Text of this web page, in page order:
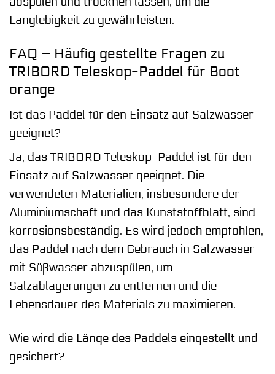
Langlebigkeit zu gewährleisten.
FAQ – Häufig gestellte Fragen zu
TRIBORD Teleskop-Paddel für Boot
orange
Ist das Paddel für den Einsatz auf Salzwasser
geeignet?
Ja, das TRIBORD Teleskop-Paddel ist für den
Einsatz auf Salzwasser geeignet. Die
verwendeten Materialien, insbesondere der
Aluminiumschaft und das Kunststoffblatt, sind
korrosionsbeständig. Es wird jedoch empfohlen,
das Paddel nach dem Gebrauch in Salzwasser
mit Süßwasser abzuspülen, um
Salzablagerungen zu entfernen und die
Lebensdauer des Materials zu maximieren.
Wie wird die Länge des Paddels eingestellt und
gesichert?